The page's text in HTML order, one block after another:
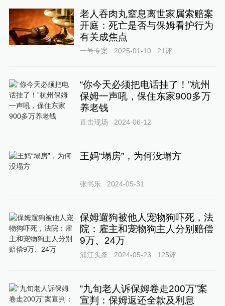
老人吞肉丸窒息离世家属索赔案
开庭：死亡是否与保姆看护行为
有关成焦点
一号专案 2025-01-10 21评
“你今天必须把电话挂了！”杭州
保姆一声吼，保住东家900多万
养老钱
直击现场 2024-06-12
王妈“塌房”，为何没塌方
张书乐 2024-05-31
保姆遛狗被他人宠物狗吓死，法
院：雇主和宠物狗主人分别赔偿
9万、24万
浦江头条 2024-05-23 125评
“九旬老人诉保姆卷走200万”案
宣判：保姆返还全款及利息